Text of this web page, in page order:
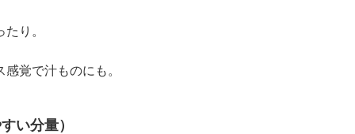
り。
覚で汁ものにも。
い分量）